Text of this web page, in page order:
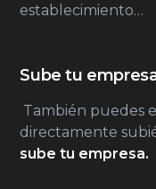
establecimiento…
Sube tu
También puedes
directamente
sube tu empresa.